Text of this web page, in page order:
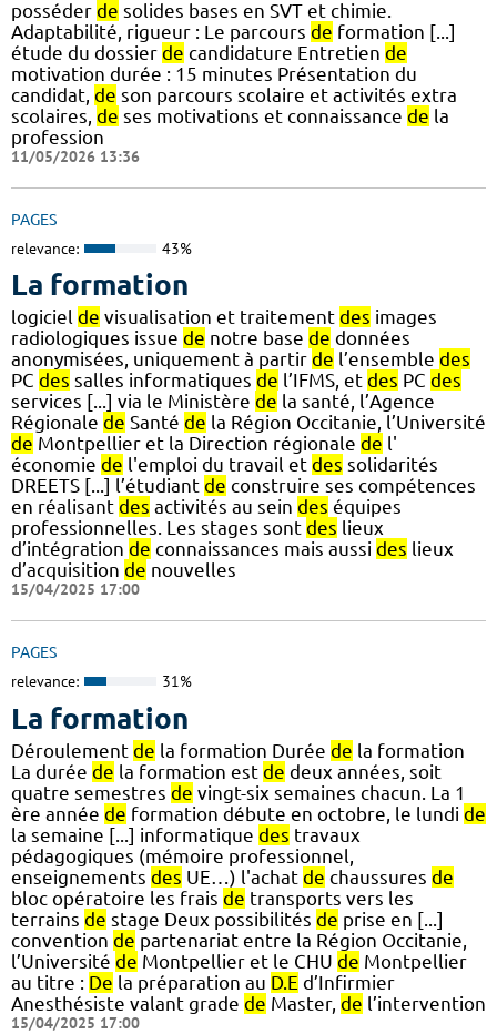
posséder de solides bases en SVT et chimie.
Adaptabilité, rigueur : Le parcours de formation [...]
étude du dossier de candidature Entretien de
motivation durée : 15 minutes Présentation du
candidat, de son parcours scolaire et activités extra
scolaires, de ses motivations et connaissance de la
profession
11/05/2026 13:36
PAGES
relevance: 43%
La formation
logiciel de visualisation et traitement des images
radiologiques issue de notre base de données
anonymisées, uniquement à partir de l’ensemble des
PC des salles informatiques de l’IFMS, et des PC des
services [...] via le Ministère de la santé, l’Agence
Régionale de Santé de la Région Occitanie, l’Université
de Montpellier et la Direction régionale de l'
économie de l'emploi du travail et des solidarités
DREETS [...] l’étudiant de construire ses compétences
en réalisant des activités au sein des équipes
professionnelles. Les stages sont des lieux
d’intégration de connaissances mais aussi des lieux
d’acquisition de nouvelles
15/04/2025 17:00
PAGES
relevance: 31%
La formation
Déroulement de la formation Durée de la formation
La durée de la formation est de deux années, soit
quatre semestres de vingt-six semaines chacun. La 1
ère année de formation débute en octobre, le lundi de
la semaine [...] informatique des travaux
pédagogiques (mémoire professionnel,
enseignements des UE…) l'achat de chaussures de
bloc opératoire les frais de transports vers les
terrains de stage Deux possibilités de prise en [...]
convention de partenariat entre la Région Occitanie,
l’Université de Montpellier et le CHU de Montpellier
au titre : De la préparation au D.E d’Infirmier
Anesthésiste valant grade de Master, de l’intervention
15/04/2025 17:00